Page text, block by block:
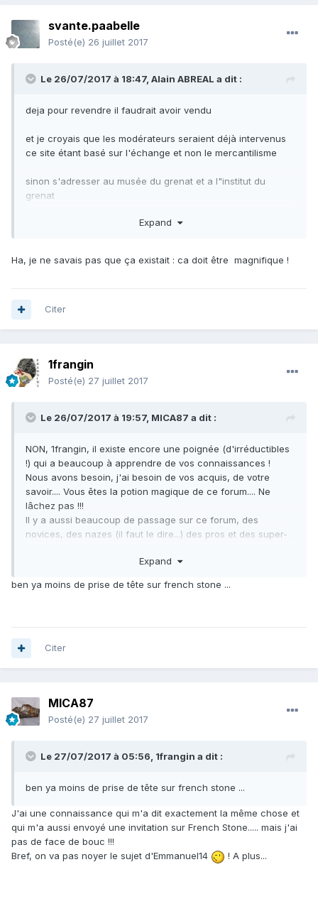
svante.paabelle
Posté(e) 26 juillet 2017
Le 26/07/2017 à 18:47, Alain ABREAL a dit :
deja pour revendre il faudrait avoir vendu
et je croyais que les modérateurs seraient déjà intervenus
ce site étant basé sur l'échange et non le mercantilisme
sinon s'adresser au musée du grenat et a l"institut du
grenat
Expand
Ha, je ne savais pas que ça existait : ca doit être magnifique !
Citer
1frangin
Posté(e) 27 juillet 2017
Le 26/07/2017 à 19:57, MICA87 a dit :
NON, 1frangin, il existe encore une poignée (d'irréductibles
!) qui a beaucoup à apprendre de vos connaissances !
Nous avons besoin, j'ai besoin de vos acquis, de votre
savoir.... Vous êtes la potion magique de ce forum.... Ne
lâchez pas !!!
Il y a aussi beaucoup de passage sur ce forum, des
novices, des nazes (il faut le dire...) des pros et des super-
c'est aussi ça la vie d'un forum ! mais il faut faire la part
toutes les règles, mais c'est à nous, à vous de les guider !!!!
Expand
ben ya moins de prise de tête sur french stone ...
Citer
MICA87
Posté(e) 27 juillet 2017
Le 27/07/2017 à 05:56, 1frangin a dit :
ben ya moins de prise de tête sur french stone ...
J'ai une connaissance qui m'a dit exactement la même chose et
qui m'a aussi envoyé une invitation sur French Stone..... mais j'ai
pas de face de bouc !!!
Bref, on va pas noyer le sujet d'Emmanuel14
! A plus...